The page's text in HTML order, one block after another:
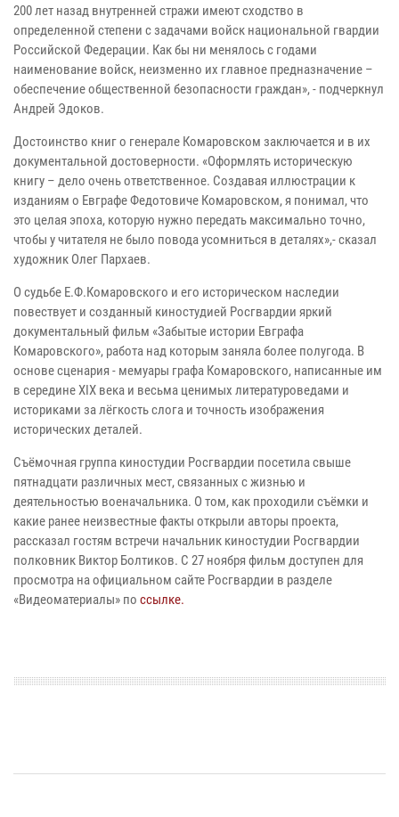
200 лет назад внутренней стражи имеют сходство в
определенной степени с задачами войск национальной гвардии
Российской Федерации. Как бы ни менялось с годами
наименование войск, неизменно их главное предназначение –
обеспечение общественной безопасности граждан», - подчеркнул
Андрей Эдоков.
Достоинство книг о генерале Комаровском заключается и в их
документальной достоверности. «Оформлять историческую
книгу – дело очень ответственное. Создавая иллюстрации к
изданиям о Евграфе Федотовиче Комаровском, я понимал, что
это целая эпоха, которую нужно передать максимально точно,
чтобы у читателя не было повода усомниться в деталях»,- сказал
художник Олег Пархаев.
О судьбе Е.Ф.Комаровского и его историческом наследии
повествует и созданный киностудией Росгвардии яркий
документальный фильм «Забытые истории Евграфа
Комаровского», работа над которым заняла более полугода. В
основе сценария - мемуары графа Комаровского, написанные им
в середине XIX века и весьма ценимых литературоведами и
историками за лёгкость слога и точность изображения
исторических деталей.
Съёмочная группа киностудии Росгвардии посетила свыше
пятнадцати различных мест, связанных с жизнью и
деятельностью военачальника. О том, как проходили съёмки и
какие ранее неизвестные факты открыли авторы проекта,
рассказал гостям встречи начальник киностудии Росгвардии
полковник Виктор Болтиков. С 27 ноября фильм доступен для
просмотра на официальном сайте Росгвардии в разделе
«Видеоматериалы» по ссылке.